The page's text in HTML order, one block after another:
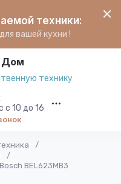
техники:
вашей кухни !
Дом
технику
с 10 до 16
/
/
BEL623MB3